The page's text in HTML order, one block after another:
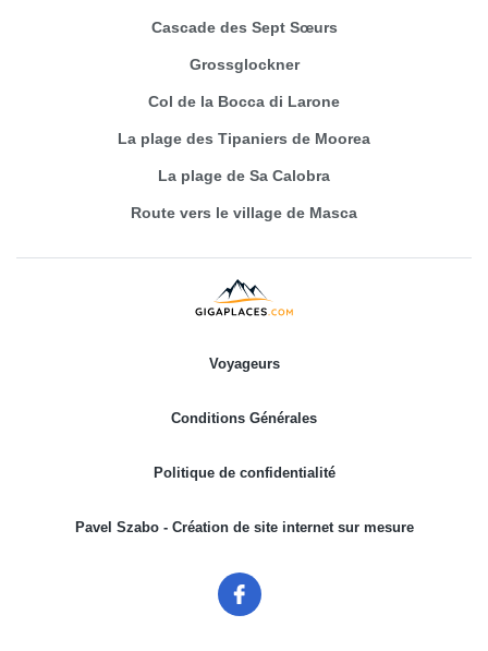
Cascade des Sept Sœurs
Grossglockner
Col de la Bocca di Larone
La plage des Tipaniers de Moorea
La plage de Sa Calobra
Route vers le village de Masca
Voyageurs
Conditions Générales
Politique de confidentialité
Pavel Szabo - Création de site internet sur mesure